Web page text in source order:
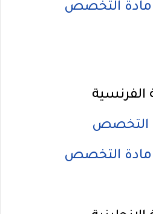
مادة التخصص
الفرنسية
التخصص
مادة التخصص